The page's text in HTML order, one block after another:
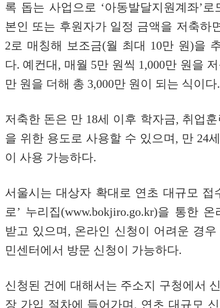
록 돕는 사업으로 ‘아동발달지원계좌’
본인 또는 후원자가 일정 금액을 저축하
2로 매칭해 보조금(월 최대 10만 원)을
다. 예컨대, 매월 5만 원씩 1,000만 원을
만 원을 더해 총 3,000만 원이 되는 식이다.
저축한 돈은 만 18세 이후 학자금, 취업
을 위한 용도로 사용할 수 있으며, 만 24
이 사용 가능하다.
서울시는 대상자 확대로 연초 대규모 접
로’ 누리집(www.bokjiro.go.kr)을 통한
받고 있으며, 온라인 신청이 어려운 경
민센터에서 방문 신청이 가능하다.
신청된 건에 대해서는 주소지 구청에서
장 가입 절차에 들어가며, 연초 대규모